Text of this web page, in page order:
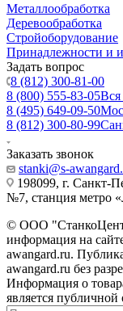
Металлообработка
Деревообработка
Стройоборудование
Принадлежности и
Задать вопрос
8 (812) 300-81-00
8 (800) 555-83-05Вся
8 (495) 649-09-50
8 (812) 300-80-99
Заказать звонок
stanki@s-
198099, г. Санкт-
№7, станция метро
© ООО
информация на
awangard.ru.
awangard.ru без
Информация о
является